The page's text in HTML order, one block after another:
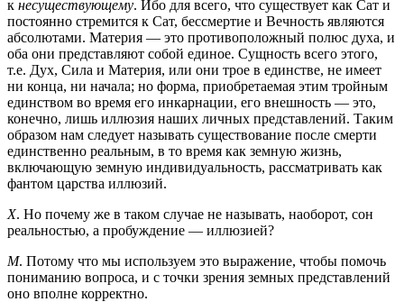
к несуществующему. Ибо для всего, что существует как Сат и
постоянно стремится к Сат, бессмертие и Вечность являются
абсолютами. Материя — это противоположный полюс духа, и
оба они представляют собой единое. Сущность всего этого,
т.е. Дух, Сила и Материя, или они трое в единстве, не имеет
ни конца, ни начала; но форма, приобретаемая этим тройным
единством во время его инкарнации, его внешность — это,
конечно, лишь иллюзия наших личных представлений. Таким
образом нам следует называть существование после смерти
единственно реальным, в то время как земную жизнь,
включающую земную индивидуальность, рассматривать как
фантом царства иллюзий.
Х. Но почему же в таком случае не называть, наоборот, сон
реальностью, а пробуждение — иллюзией?
М. Потому что мы используем это выражение, чтобы помочь
пониманию вопроса, и с точки зрения земных представлений
оно вполне корректно.